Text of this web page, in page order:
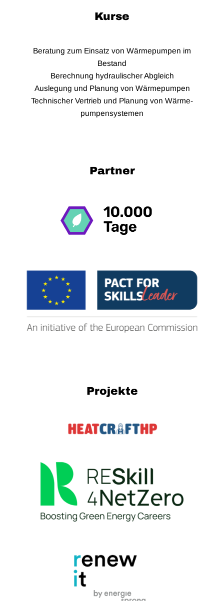
Kurse
Beratung zum Einsatz von Wärmepumpen im
Bestand
Berechnung hydraulischer Abgleich
Auslegung und Planung von Wärmepumpen
Technischer Vertrieb und Planung von Wärme­
pumpen­systemen
Partner
Projekte